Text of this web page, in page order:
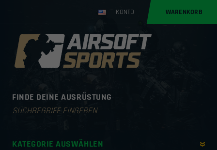
KONTO WARENKORB
FINDE DEINE AUSRÜSTUNG
Products
KATEGORIE AUSWÄHLEN